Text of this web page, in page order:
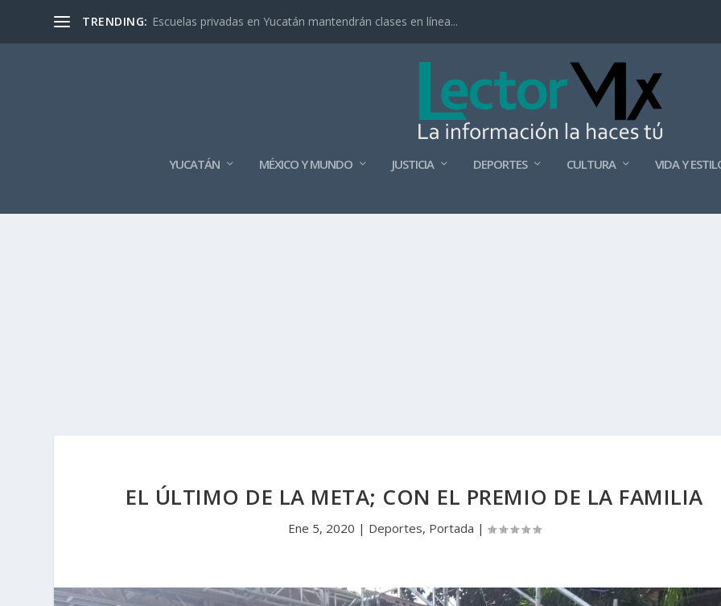
TRENDING: Escuelas privadas en Yucatán mantendrán clases en línea...
YUCATÁN MÉXICO Y MUNDO JUSTICIA DEPORTES CULTURA VIDA Y
EL ÚLTIMO DE LA META; CON EL PREMIO DE LA FAMILIA
Ene 5, 2020 | Deportes, Portada |